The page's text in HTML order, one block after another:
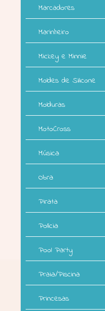
Marcadores
Marinheiro
Mickey e Minnie
Moldes de Silicone
Molduras
MotoCross
Música
Obra
Pirata
Polícia
Pool Party
Praia/Piscina
Princesas